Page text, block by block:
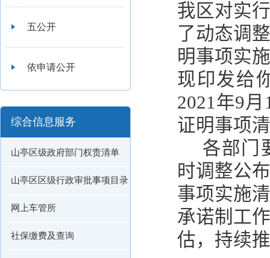
五公开
依申请公开
综合信息服务
山亭区级政府部门权责清单
山亭区区级行政审批事项目录
网上车管所
社保缴费及查询
我区对实
了动态调
明事项实
现印发给
2021年9月
证明事项
各部门
时调整公
事项实施
承诺制工
估，持续